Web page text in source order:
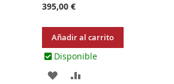
395,00 €
Añadir al carrito
Disponible
AGREGAR